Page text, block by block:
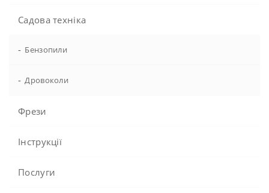
Садова техніка
- Бензопили
- Дровоколи
Фрези
Інструкції
Послуги